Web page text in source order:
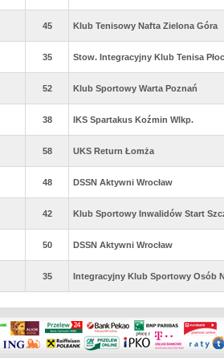
45 Klub Tenisowy Nafta Zielona Góra
35 Stow. Integracyjny Klub Tenisa
52 Klub Sportowy Warta Poznań
38 IKS Spartakus Koźmin Wlkp.
58 UKS Return Łomża
48 DSSN Aktywni Wrocław
42 Klub Sportowy Inwalidów Start
50 DSSN Aktywni Wrocław
35 Integracyjny Klub Sportowy Osób